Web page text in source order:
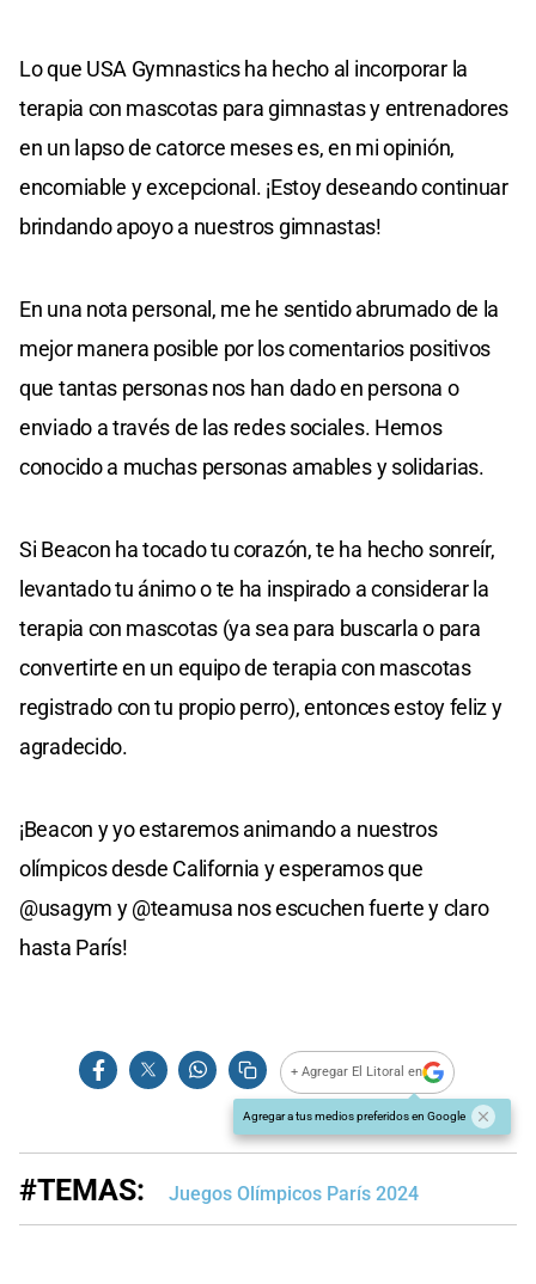
Lo que USA Gymnastics ha hecho al incorporar la
terapia con mascotas para gimnastas y entrenadores
en un lapso de catorce meses es, en mi opinión,
encomiable y excepcional. ¡Estoy deseando continuar
brindando apoyo a nuestros gimnastas!
En una nota personal, me he sentido abrumado de la
mejor manera posible por los comentarios positivos
que tantas personas nos han dado en persona o
enviado a través de las redes sociales. Hemos
conocido a muchas personas amables y solidarias.
Si Beacon ha tocado tu corazón, te ha hecho sonreír,
levantado tu ánimo o te ha inspirado a considerar la
terapia con mascotas (ya sea para buscarla o para
convertirte en un equipo de terapia con mascotas
registrado con tu propio perro), entonces estoy feliz y
agradecido.
¡Beacon y yo estaremos animando a nuestros
olímpicos desde California y esperamos que
@usagym y @teamusa nos escuchen fuerte y claro
hasta París!
+ Agregar El Litoral en
Agregar a tus medios preferidos en Google
#TEMAS: Juegos Olímpicos París 2024